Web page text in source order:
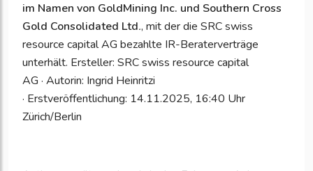
im Namen von GoldMining Inc. und Southern Cross
Gold Consolidated Ltd., mit der die SRC swiss
resource capital AG bezahlte IR-Beraterverträge
unterhält. Ersteller: SRC swiss resource capital
AG · Autorin: Ingrid Heinritzi
· Erstveröffentlichung: 14.11.2025, 16:40 Uhr
Zürich/Berlin